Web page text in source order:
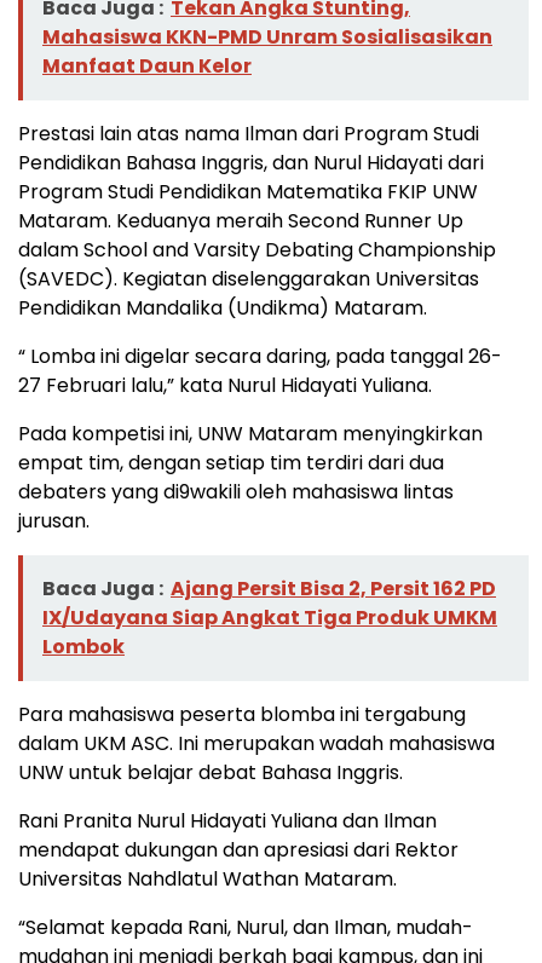
Baca Juga : Tekan Angka Stunting,
Mahasiswa KKN-PMD Unram Sosialisasikan
Manfaat Daun Kelor
Prestasi lain atas nama Ilman dari Program Studi
Pendidikan Bahasa Inggris, dan Nurul Hidayati dari
Program Studi Pendidikan Matematika FKIP UNW
Mataram. Keduanya meraih Second Runner Up
dalam School and Varsity Debating Championship
(SAVEDC). Kegiatan diselenggarakan Universitas
Pendidikan Mandalika (Undikma) Mataram.
“ Lomba ini digelar secara daring, pada tanggal 26-
27 Februari lalu,” kata Nurul Hidayati Yuliana.
Pada kompetisi ini, UNW Mataram menyingkirkan
empat tim, dengan setiap tim terdiri dari dua
debaters yang di9wakili oleh mahasiswa lintas
jurusan.
Baca Juga : Ajang Persit Bisa 2, Persit 162 PD
IX/Udayana Siap Angkat Tiga Produk UMKM
Lombok
Para mahasiswa peserta blomba ini tergabung
dalam UKM ASC. Ini merupakan wadah mahasiswa
UNW untuk belajar debat Bahasa Inggris.
Rani Pranita Nurul Hidayati Yuliana dan Ilman
mendapat dukungan dan apresiasi dari Rektor
Universitas Nahdlatul Wathan Mataram.
“Selamat kepada Rani, Nurul, dan Ilman, mudah-
mudahan ini menjadi berkah bagi kampus, dan ini